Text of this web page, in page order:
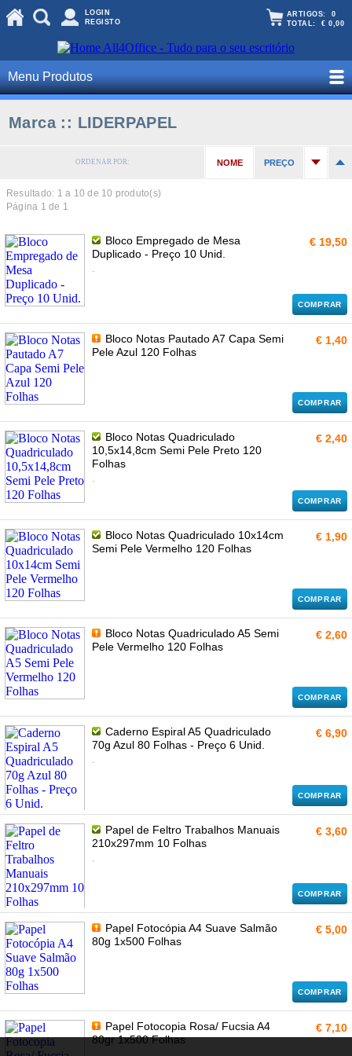
LOGIN
REGISTO
ARTIGOS: 0
TOTAL: € 0,00
Menu Produtos
Marca :: LIDERPAPEL
ORDENAR POR: NOME PREÇO
Resultado: 1 a 10 de 10 produto(s)
Página 1 de 1
Bloco Empregado de Mesa
Duplicado - Preço 10 Unid.
.
€ 19,50
COMPRAR
Bloco Notas Pautado A7 Capa Semi
Pele Azul 120 Folhas
€ 1,40
COMPRAR
Bloco Notas Quadriculado
10,5x14,8cm Semi Pele Preto 120
Folhas
.
€ 2,40
COMPRAR
Bloco Notas Quadriculado 10x14cm
Semi Pele Vermelho 120 Folhas
€ 1,90
COMPRAR
Bloco Notas Quadriculado A5 Semi
Pele Vermelho 120 Folhas
€ 2,60
COMPRAR
Caderno Espiral A5 Quadriculado
70g Azul 80 Folhas - Preço 6 Unid.
.
€ 6,90
COMPRAR
Papel de Feltro Trabalhos Manuais
210x297mm 10 Folhas
.
€ 3,60
COMPRAR
Papel Fotocópia A4 Suave Salmão
80g 1x500 Folhas
€ 5,00
COMPRAR
Papel Fotocopia Rosa/ Fucsia A4
80gr 1x500 Folhas
€ 7,10